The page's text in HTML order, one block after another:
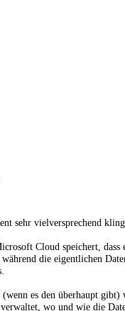
sehr vielversprechend
Cloud speichert, dass
die eigentlichen
es den überhaupt gibt)
wo und wie die